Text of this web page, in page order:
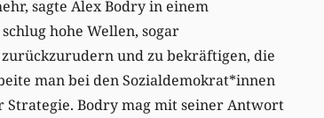
sagte Alex Bodry in einem
hohe Wellen, sogar
und zu bekräftigen, die
man bei den Sozialdemokrat*innen
Bodry mag mit seiner Antwort